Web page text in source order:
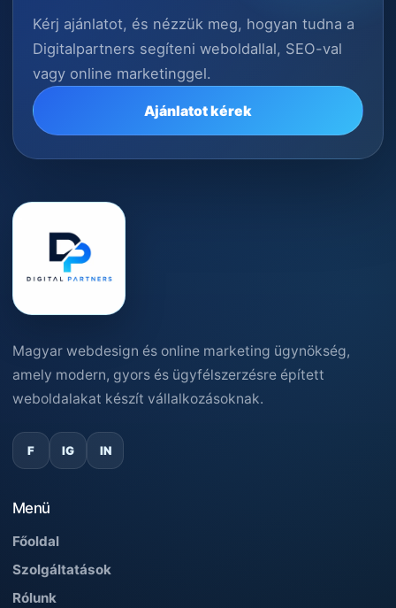
Kérj ajánlatot, és nézzük meg, hogyan tudna a
Digitalpartners segíteni weboldallal, SEO-val
vagy online marketinggel.
Ajánlatot kérek
Magyar webdesign és online marketing ügynökség,
amely modern, gyors és ügyfélszerzésre épített
weboldalakat készít vállalkozásoknak.
F IG IN
Menü
Főoldal
Szolgáltatások
Rólunk